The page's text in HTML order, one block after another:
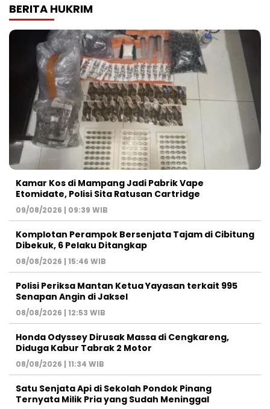
BERITA HUKRIM
Kamar Kos di Mampang Jadi Pabrik Vape
Etomidate, Polisi Sita Ratusan Cartridge
09/08/2026 | 09:39 WIB
Komplotan Perampok Bersenjata Tajam di Cibitung
Dibekuk, 6 Pelaku Ditangkap
08/08/2026 | 15:46 WIB
Polisi Periksa Mantan Ketua Yayasan terkait 995
Senapan Angin di Jaksel
08/08/2026 | 12:53 WIB
Honda Odyssey Dirusak Massa di Cengkareng,
Diduga Kabur Tabrak 2 Motor
08/08/2026 | 11:34 WIB
Satu Senjata Api di Sekolah Pondok Pinang
Ternyata Milik Pria yang Sudah Meninggal